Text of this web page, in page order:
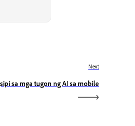
Next
sa mga tugon ng AI sa mobile